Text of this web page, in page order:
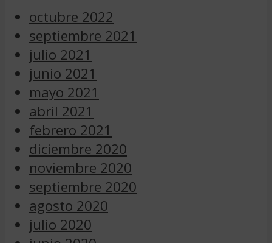
octubre 2022
septiembre 2021
julio 2021
junio 2021
mayo 2021
abril 2021
febrero 2021
diciembre 2020
noviembre 2020
septiembre 2020
agosto 2020
julio 2020